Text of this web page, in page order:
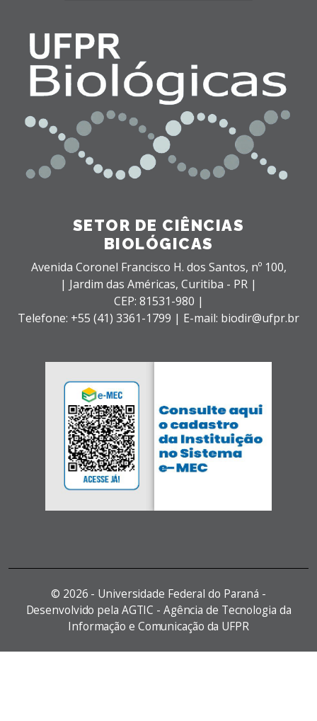
SETOR DE CIÊNCIAS
BIOLÓGICAS
Avenida Coronel Francisco H. dos Santos, nº 100,
| Jardim das Américas, Curitiba - PR |
CEP: 81531-980 |
Telefone: +55 (41) 3361-1799 | E-mail: biodir@ufpr.br
© 2026 - Universidade Federal do Paraná -
Desenvolvido pela AGTIC - Agência de Tecnologia da
Informação e Comunicação da UFPR